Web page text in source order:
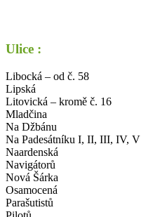
Ulice :
Libocká – od č. 58
Lipská
Litovická – kromě č. 16
Mladčina
Na Džbánu
Na Padesátníku I, II, III, IV, V
Naardenská
Navigátorů
Nová Šárka
Osamocená
Parašutistů